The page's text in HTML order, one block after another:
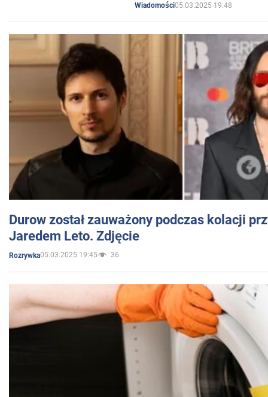
Wiadomości05.03.2025 19:48
Durow został zauważony podczas kolacji
Jaredem Leto. Zdjęcie
Rozrywka05.03.2025 19:45 36